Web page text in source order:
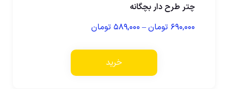
چتر طرح دار بچگانه
۶۹۰,۰۰۰ تومان– ۵۸۹,۰۰۰ تومان
خرید